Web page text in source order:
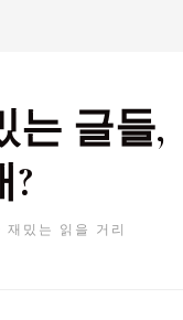
는 글들,
?
밌는 읽을 거리